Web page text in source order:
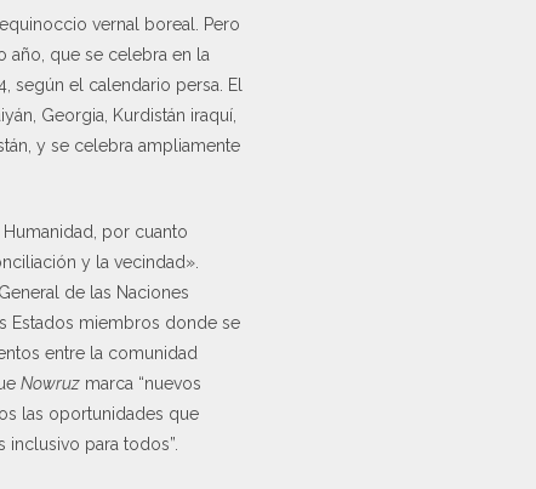
vernal boreal. Pero
año, que se celebra en la
según el calendario persa. El
Georgia, Kurdistán iraquí,
y se celebra ampliamente
por cuanto
y la vecindad».
de las Naciones
Estados miembros donde se
entre la comunidad
Nowruz marca “nuevos
las oportunidades que
para todos”.